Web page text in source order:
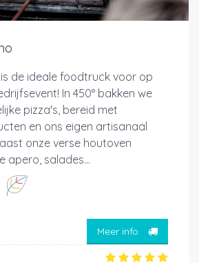
de ideale foodtruck voor op
In 450° bakken we
pizza's, bereid met
en ons eigen artisanaal
onze verse houtoven
apero, salades...
Meer info